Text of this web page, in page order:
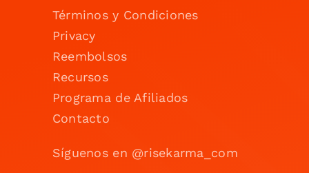
Términos y Condiciones
Privacy
Reembolsos
Recursos
Programa de Afiliados
Contacto
Síguenos en @risekarma_com